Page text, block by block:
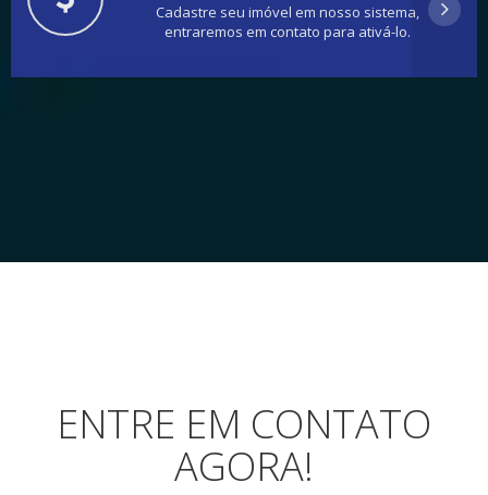
Cadastre seu imóvel em nosso sistema,
entraremos em contato para ativá-lo.
ENTRE EM CONTATO
AGORA!